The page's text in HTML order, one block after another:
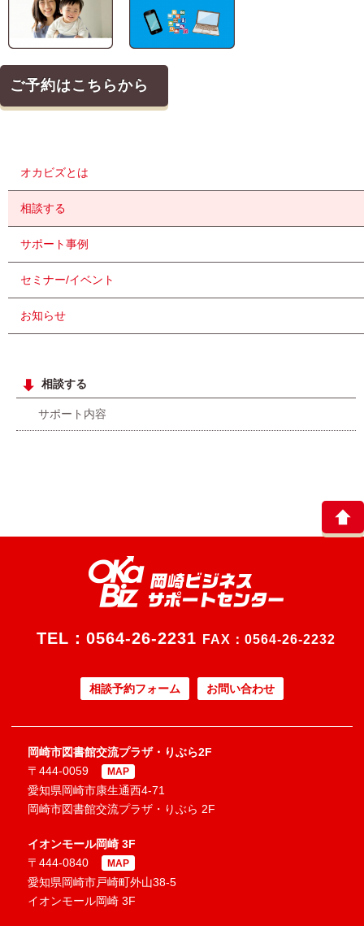
ご予約はこちらから
オカビズとは
相談する
サポート事例
セミナー/イベント
お知らせ
相談する
サポート内容
TEL： 0564-26-2231 FAX：0564-26-2232
相談予約フォーム お問い合わせ
岡崎市図書館交流プラザ・りぶら2F
〒444-0059
MAP
愛知県岡崎市康生通西4-71
岡崎市図書館交流プラザ・りぶら 2F
イオンモール岡崎 3F
〒444-0840
MAP
愛知県岡崎市戸崎町外山38-5
イオンモール岡崎 3F